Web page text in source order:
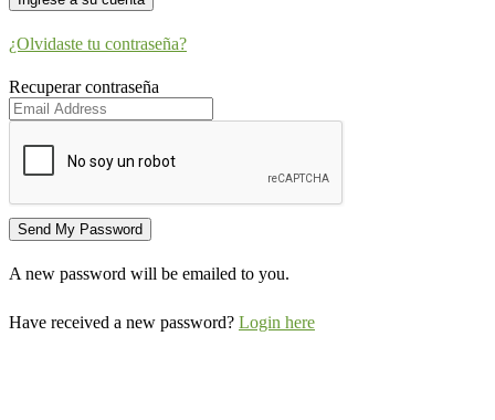
¿Olvidaste tu contraseña?
Recuperar contraseña
A new password will be emailed to you.
Have received a new password? Login here